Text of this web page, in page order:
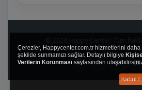
© 2026 Happy Center. Tüm
Çerezler, Happycenter.com.tr hizmetlerini
şekilde sunmamızı sağlar. Detaylı bilgiye
Verilerin Korunması sayfasından
Kabul